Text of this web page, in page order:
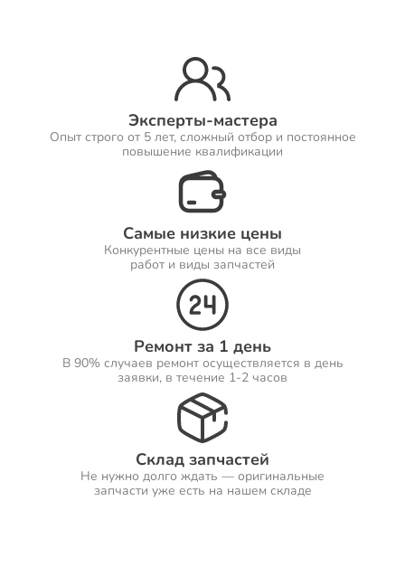
Эксперты-мастера
Опыт строго от 5 лет, сложный отбор и постоянное
повышение квалификации
Самые низкие цены
Конкурентные цены на все виды
работ и виды запчастей
Ремонт за 1 день
В 90% случаев ремонт осуществляется в день
заявки, в течение 1-2 часов
Склад запчастей
Не нужно долго ждать — оригинальные
запчасти уже есть на нашем складе
Ремонт Принтеров
Ремонт Саундбаров
Ремонт VR систем
Ремонт Сабвуферов
Ремонт Посудомоечных машин
Ремонт Холодильников